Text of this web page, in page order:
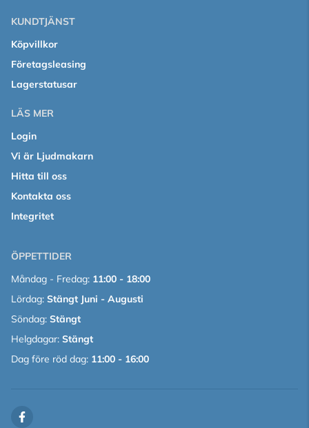
KUNDTJÄNST
Köpvillkor
Företagsleasing
Lagerstatusar
LÄS MER
Login
Vi är Ljudmakarn
Hitta till oss
Kontakta oss
Integritet
ÖPPETTIDER
Måndag - Fredag: 11:00 - 18:00
Lördag: Stängt Juni - Augusti
Söndag: Stängt
Helgdagar: Stängt
Dag före röd dag: 11:00 - 16:00